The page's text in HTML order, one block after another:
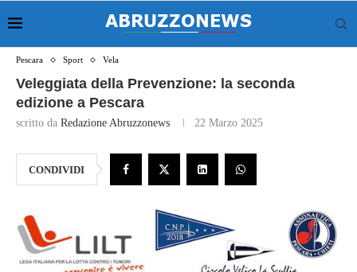
Pescara Sport Vela
Veleggiata della Prevenzione: la seconda
edizione a Pescara
scritto da Redazione Abruzzonews 22 Marzo 2025
CONDIVIDI